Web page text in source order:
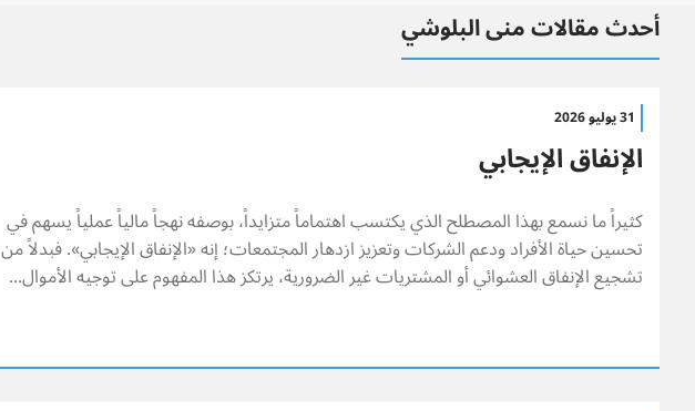
أحدث مقالات منى البلوشي
31 يوليو 2026
الإنفاق الإيجابي
كثيراً ما نسمع بهذا المصطلح الذي يكتسب اهتماماً متزايداً، بوصفه نهجاً مالياً عملياً يسهم في
تحسين حياة الأفراد ودعم الشركات وتعزيز ازدهار المجتمعات؛ إنه «الإنفاق الإيجابي». فبدلاً من
تشجيع الإنفاق العشوائي أو المشتريات غير الضرورية، يرتكز هذا المفهوم على توجيه الأموال...